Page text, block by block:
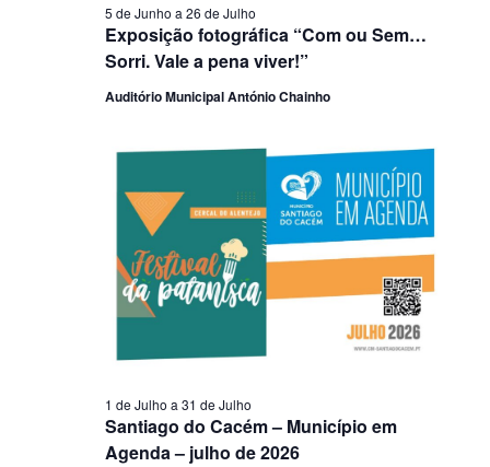
Exposição fotográfica “Com ou Sem…
Sorri. Vale a pena viver!”
5 de Junho a 26 de Julho
Auditório Municipal António Chainho
Santiago do Cacém – Município em
Agenda – julho de 2026
1 de Julho a 31 de Julho